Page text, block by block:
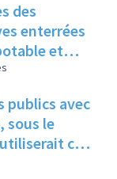
des
enterrées
et
publics avec
sous le
verts